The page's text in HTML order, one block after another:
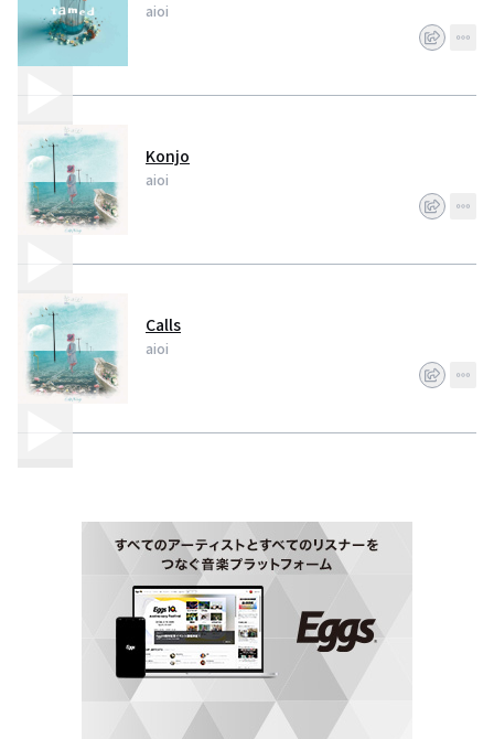
aioi
Konjo
aioi
Calls
aioi